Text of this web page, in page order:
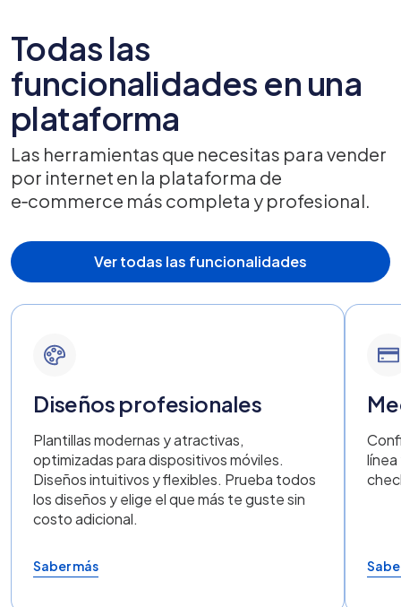
Todas las
funcionalidades en una
plataforma
Las herramientas que necesitas para vender
por internet en la plataforma de
e‑commerce más completa y profesional.
Ver todas las funcionalidades
Diseños profesionales
Plantillas modernas y atractivas,
optimizadas para dispositivos móviles.
Diseños intuitivos y flexibles. Prueba todos
los diseños y elige el que más te guste sin
costo adicional.
Saber más